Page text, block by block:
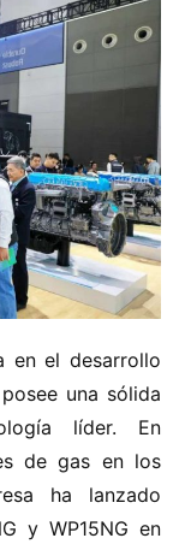
en el desarrollo
una sólida
líder. En
de gas en los
ha lanzado
y WP15NG en